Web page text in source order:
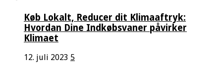
Køb Lokalt, Reducer dit Klimaaftryk:
Hvordan Dine Indkøbsvaner påvirker
Klimaet
12. juli 2023 5